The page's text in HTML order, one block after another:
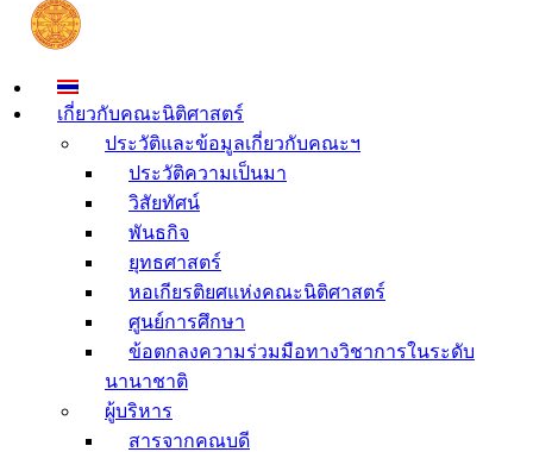
เกี่ยวกับคณะนิติศาสตร์
ประวัติและข้อมูลเกี่ยวกับคณะฯ
ประวัติความเป็นมา
วิสัยทัศน์
พันธกิจ
ยุทธศาสตร์
หอเกียรติยศแห่งคณะนิติศาสตร์
ศูนย์การศึกษา
ข้อตกลงความร่วมมือทางวิชาการในระดับ
นานาชาติ
ผู้บริหาร
สารจากคณบดี